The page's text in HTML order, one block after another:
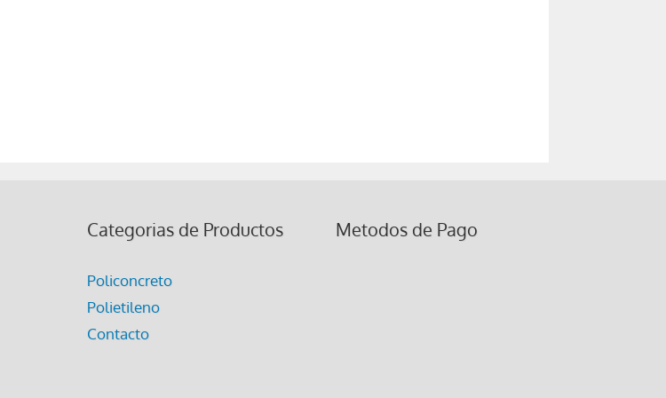
Categorias de Productos
Policoncreto
Polietileno
Contacto
Metodos de Pago